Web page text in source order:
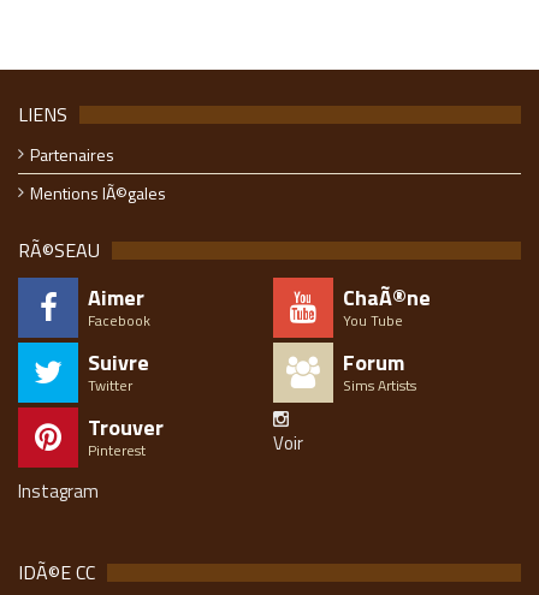
LIENS
Partenaires
Mentions lÃ©gales
RÃ©SEAU
Aimer
Facebook
ChaÃ®ne
You Tube
Suivre
Twitter
Forum
Sims Artists
Trouver
Pinterest
Voir
Instagram
IDÃ©E CC